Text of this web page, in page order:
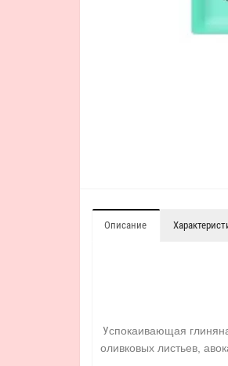
Описание
Успокаивающая
оливковых листьев,